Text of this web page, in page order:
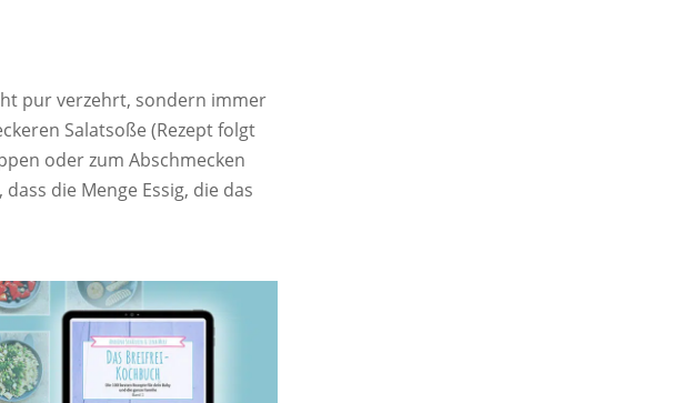
pur verzehrt, sondern immer
Salatsoße (Rezept folgt
oder zum Abschmecken
die Menge Essig, die das